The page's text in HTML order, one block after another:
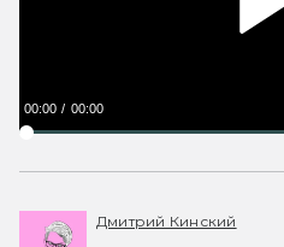
00:00 00:00
Дмитрий Кинский